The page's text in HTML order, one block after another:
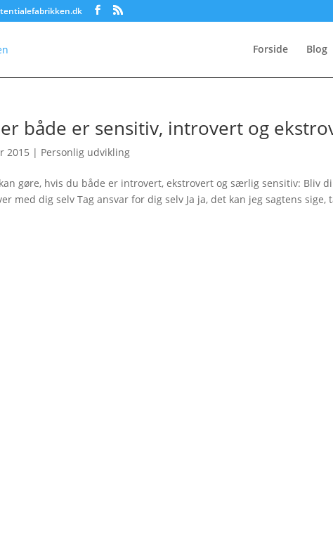
Forside Blog
både er sensitiv, introvert og
2015 | Personlig udvikling
gøre, hvis du både er introvert, ekstrovert og særlig sensitiv: Bliv
med dig selv Tag ansvar for dig selv Ja ja, det kan jeg sagtens